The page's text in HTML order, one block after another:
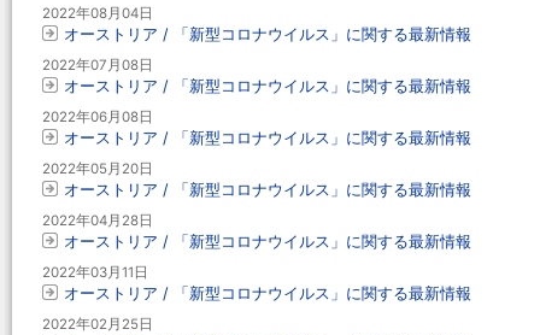
2022年08月04日
オーストリア / 「新型コロナウイルス」に関する最新情報
2022年07月08日
オーストリア / 「新型コロナウイルス」に関する最新情報
2022年06月08日
オーストリア / 「新型コロナウイルス」に関する最新情報
2022年05月20日
オーストリア / 「新型コロナウイルス」に関する最新情報
2022年04月28日
オーストリア / 「新型コロナウイルス」に関する最新情報
2022年03月11日
オーストリア / 「新型コロナウイルス」に関する最新情報
2022年02月25日